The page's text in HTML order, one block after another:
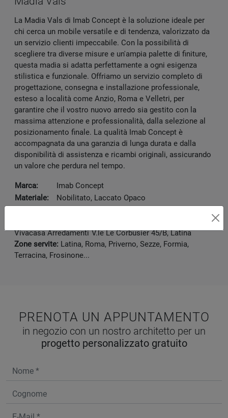
La Madia Vals di Imab Concept è la soluzione ideale per
chi cerca un mobile versatile e di tendenza, valorizzato da
un servizio clienti impeccabile. Con la possibilità di
scegliere tra diverse misure e un'ampia palette di finiture,
questa madia si adatta perfettamente a ogni esigenza
stilistica e funzionale. Offriamo un servizio completo di
progettazione, consegna e installazione professionale,
esteso a località come Anzio, Roma e Velletri, per
garantire che il vostro nuovo arredo sia gestito con la
massima attenzione e professionalità, dalla selezione al
posizionamento finale. La qualità Imab Concept è
accompagnata da una garanzia di lunga durata e dalla
disponibilità di assistenza e ricambi originali, assicurando
un valore che perdura nel tempo.
Marca:
Imab Concept
Materiale:
Nobilitato, Laccato Opaco
Vivacasa Arredamenti V.le Le Corbusier 45/B,Latina
Zone servite: Latina, Roma, Priverno, Sezze, Formia,
Terracina, Frosinone...
PRENOTA UN APPUNTAMENTO
in negozio con un nostro architetto per un
progetto personalizzato gratuito